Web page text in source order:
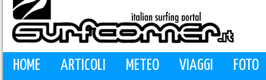
HOME ARTICOLI METEO VIAGGI FOTO